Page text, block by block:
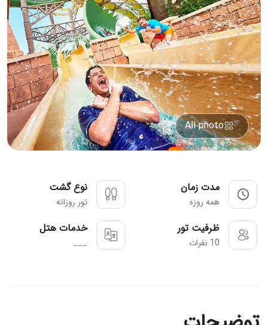
All photo
مدت زمان
همه روزه
نوع گشت
تور روزانه
ظرفیت تور
10 نفرات
خدمات هتل
___